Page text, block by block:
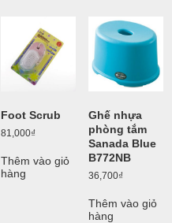
Foot Scrub
81,000₫
Thêm vào giỏ
hàng
Ghế nhựa
phòng tắm
Sanada Blue
B772NB
36,700₫
Thêm vào giỏ
hàng